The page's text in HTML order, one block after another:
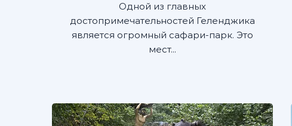
Одной из главных
достопримечательностей Геленджика
является огромный сафари-парк. Это
мест...